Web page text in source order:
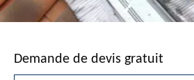
Demande de devis gratuit